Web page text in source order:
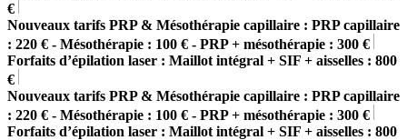
€
Nouveaux tarifs PRP & Mésothérapie capillaire : PRP capillaire
: 220 € - Mésothérapie : 100 € - PRP + mésothérapie : 300 €
Forfaits d’épilation laser : Maillot intégral + SIF + aisselles : 800
€
Nouveaux tarifs PRP & Mésothérapie capillaire : PRP capillaire
: 220 € - Mésothérapie : 100 € - PRP + mésothérapie : 300 €
Forfaits d’épilation laser : Maillot intégral + SIF + aisselles : 800